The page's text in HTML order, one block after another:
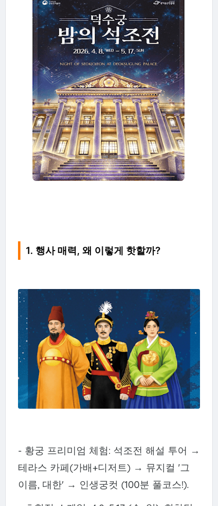
1. 행사 매력, 왜 이렇게 핫할까?
- 황궁 프리미엄 체험: 석조전 해설 투어 →
테라스 카페(가배+디저트) → 뮤지컬 '그
이름, 대한' → 인생궁컷 (100분 풀코스!).